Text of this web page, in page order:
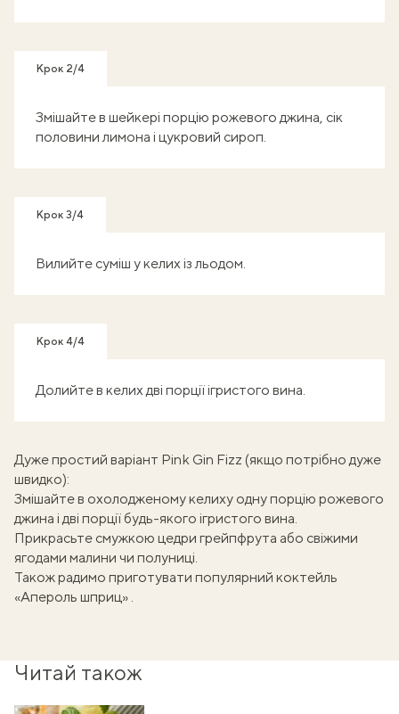
Крок 2/4
Змішайте в шейкері порцію рожевого джина, сік
половини лимона і цукровий сироп.
Крок 3/4
Вилийте суміш у келих із льодом.
Крок 4/4
Долийте в келих дві порції ігристого вина.
Дуже простий варіант Pink Gin Fizz (якщо потрібно дуже
швидко):
Змішайте в охолодженому келиху одну порцію рожевого
джина і дві порції будь-якого ігристого вина.
Прикрасьте смужкою цедри грейпфрута або свіжими
ягодами малини чи полуниці.
Також радимо приготувати популярний коктейль
«Апероль шприц» .
Читай також